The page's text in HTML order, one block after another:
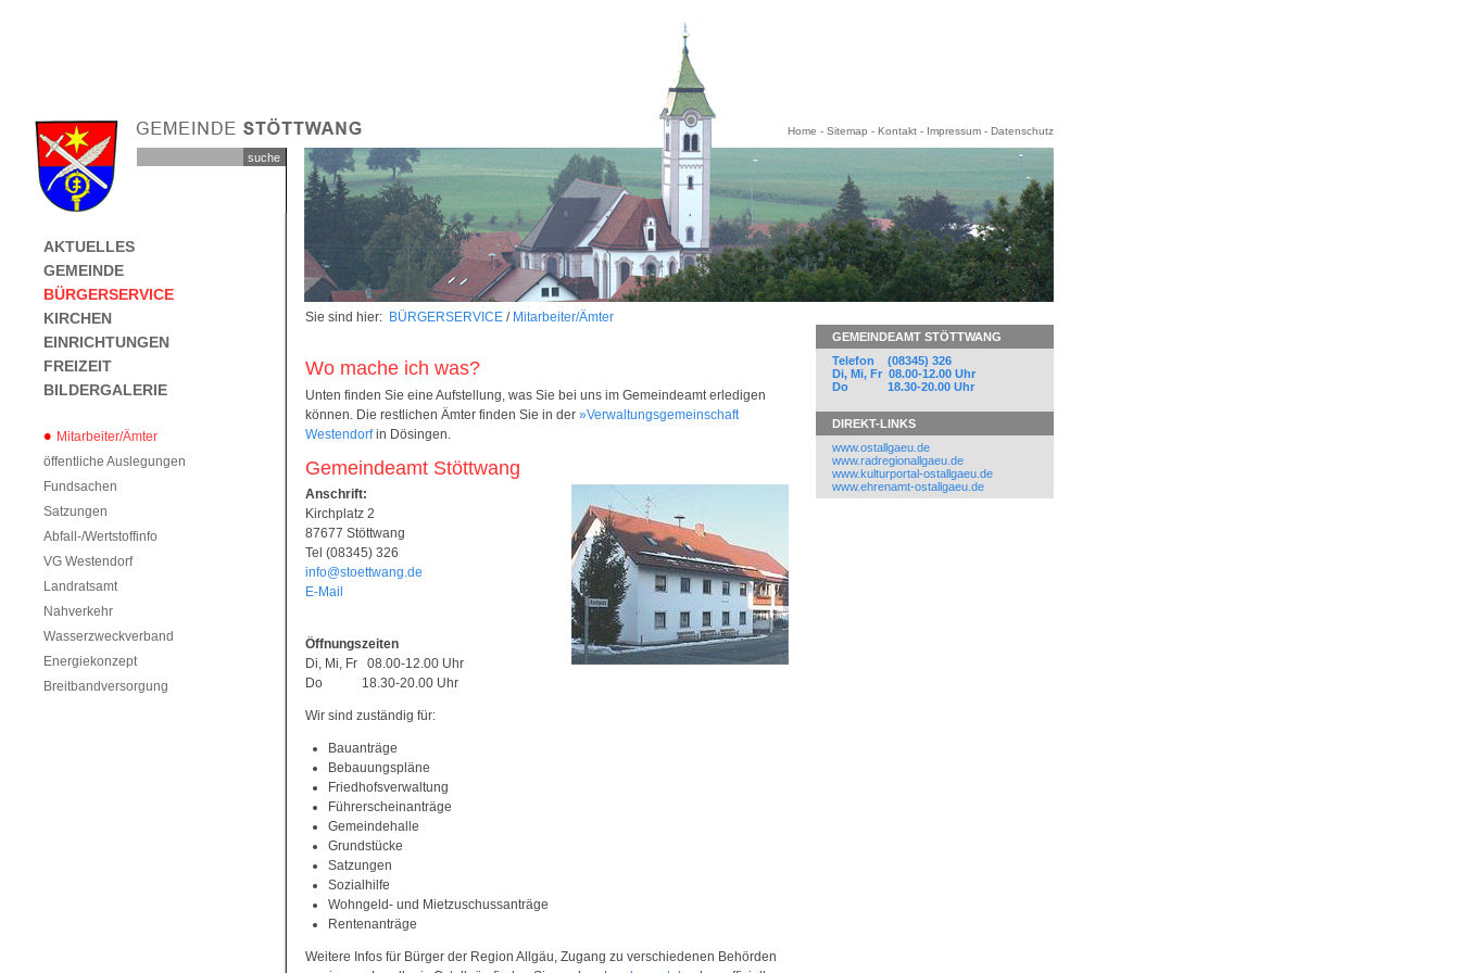
AKTUELLES
GEMEINDE
BÜRGERSERVICE
KIRCHEN
EINRICHTUNGEN
FREIZEIT
BILDERGALERIE
Mitarbeiter/Ämter
öffentliche Auslegungen
Fundsachen
Satzungen
Abfall-/Wertstoffinfo
VG Westendorf
Landratsamt
Nahverkehr
Wasserzweckverband
Energiekonzept
Breitbandversorgung
Home - Sitemap - Kontakt - Impressum - Datenschutz
Sie sind hier: BÜRGERSERVICE/ Mitarbeiter/Ämter
Wo mache ich was?
Unten finden Sie eine Aufstellung, was Sie bei uns im Gemeindeamt erledigen
können. Die restlichen Ämter finden Sie in der »Verwaltungsgemeinschaft
Westendorfin Dösingen.
Gemeindeamt Stöttwang
Anschrift:
Kirchplatz 2
87677 Stöttwang
Tel (08345) 326
info@stoettwang.de
E-Mail
Öffnungszeiten
Di, Mi, Fr 08.00-12.00 Uhr
Do 18.30-20.00 Uhr
Wir sind zuständig für:
Bauanträge
Bebauungspläne
Friedhofsverwaltung
Führerscheinanträge
Gemeindehalle
Grundstücke
Satzungen
Sozialhilfe
Wohngeld- und Mietzuschussanträge
Rentenanträge
Weitere Infos für Bürger der Region Allgäu, Zugang zu verschiedenen Behörden
GEMEINDEAMT STÖTTWANG
Telefon (08345) 326
Di, Mi, Fr 08.00-12.00 Uhr
Do 18.30-20.00 Uhr
DIREKT-LINKS
www.ostallgaeu.de
www.radregionallgaeu.de
www.kulturportal-ostallgaeu.de
www.ehrenamt-ostallgaeu.de